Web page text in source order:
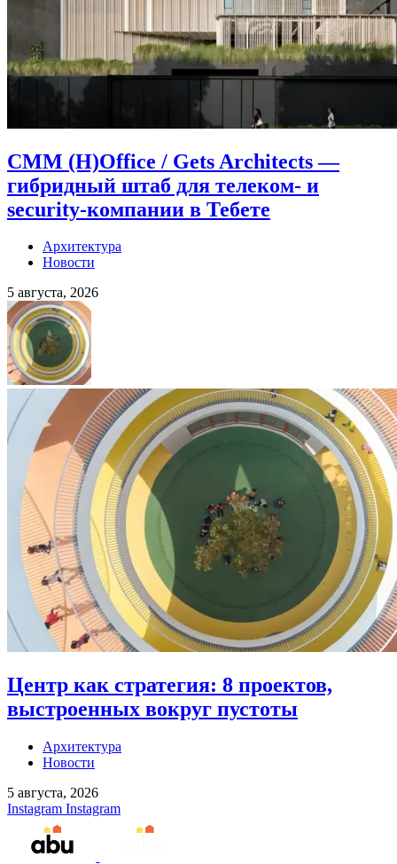
CMM (H)Office / Gets Architects —
гибридный штаб для телеком- и
security-компании в Тебете
Архитектура
Новости
5 августа, 2026
Центр как стратегия: 8 проектов,
выстроенных вокруг пустоты
Архитектура
Новости
5 августа, 2026
Instagram Instagram